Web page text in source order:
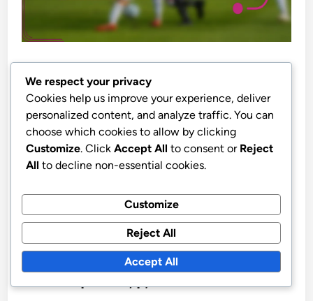
Ποιες διατάξεις είναι συγκρίσιμες
με την 4-3-1-2;
Η διάταξη 4-3-1-2 συγκρίνεται συχνά με αρκετές
άλλες τακτικές διατάξεις, ιδίως τις 4-2-3-1, 4-4-2
προσφέρει μοναδικά πλεονεκτήματα και
αδυναμίες, επηρεάζοντας τους ρόλους των
παικτών και τη συνολική στρατηγική της ομάδας.
We respect your privacy
Cookies help us improve your experience, deliver
personalized content, and analyze traffic. You can
choose which cookies to allow by clicking
Customize. Click Accept All to consent or Reject
All to decline non-essential cookies.
Customize
Reject All
Accept All